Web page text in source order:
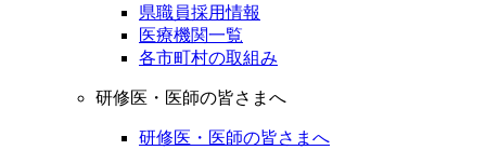
県職員採用情報
医療機関一覧
各市町村の取組み
研修医・医師の皆さまへ
研修医・医師の皆さまへ